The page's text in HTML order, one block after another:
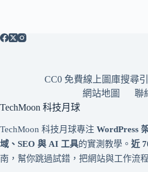
CC0 免費線上圖庫搜尋
網站地圖
聯
TechMoon 科技月球
TechMoon 科技月球專注 WordPress
域、SEO 與 AI 工具的實測教學。 近
南，幫你跳過試錯，把網站與工作流